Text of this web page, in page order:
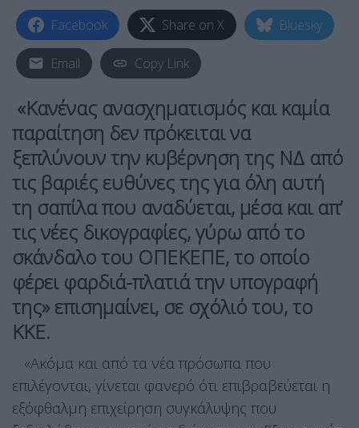
Facebook Share on X Bluesky
Email Copy Link
«Κανένας ανασχηματισμός και καμία
παραίτηση δεν πρόκειται να
ξεπλύνουν την κυβέρνηση της ΝΔ από
τις βαριές ευθύνες της για όλη αυτή
τη σαπίλα που αναδύεται, μέσα και απ’
τις νέες δικογραφίες, γύρω από το
σκάνδαλο του ΟΠΕΚΕΠΕ, το οποίο
φέρει φαρδιά-πλατιά την υπογραφή
της» επισημαίνει, σε σχόλιό του, το
ΚΚΕ.
«Ακόμα και από τα νέα πρόσωπα που
επιλέγονται, γίνεται φανερό ότι επιβραβεύεται η
εξόφθαλμη επιχείρηση συγκάλυψης που